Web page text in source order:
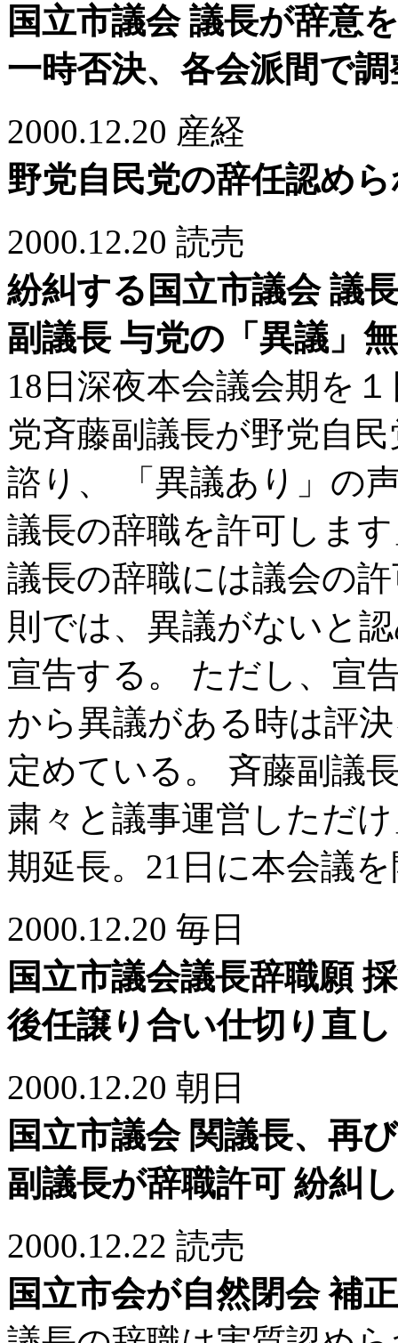
国立市議会 議長が辞意
一時否決、各会派間で調
2000.12.20 産経
野党自民党の辞任認め
2000.12.20 読売
紛糾する国立市議会 議
副議長 与党の「異議」
18日深夜本会議会期を
党斉藤副議長が野党自
諮り、 「異議あり」の
議長の辞職を許可しま
議長の辞職には議会の
則では、異議がないと
宣告する。 ただし、宣
から異議がある時は評
定めている。 斉藤副議
粛々と議事運営しただ
期延長。21日に本会議
2000.12.20 毎日
国立市議会議長辞職願
後任譲り合い仕切り直し
2000.12.20 朝日
国立市議会 関議長、再
副議長が辞職許可 紛糾
2000.12.22 読売
国立市会が自然閉会 補